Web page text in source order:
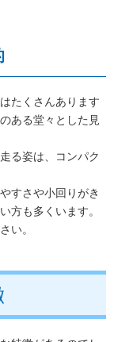
たくさんあります
ある堂々とした見
る姿は、コンパク
すさや小回りがき
方も多くいます。
い。